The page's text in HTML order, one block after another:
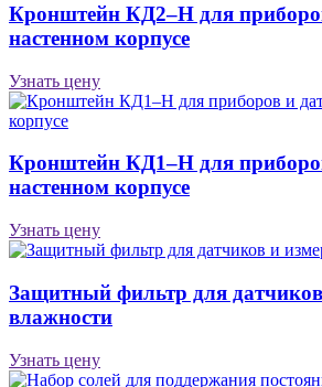
Кронштейн КД2–Н для
настенном корпусе
Узнать цену
Кронштейн КД1–Н для
настенном корпусе
Узнать цену
Защитный фильтр для
влажности
Узнать цену